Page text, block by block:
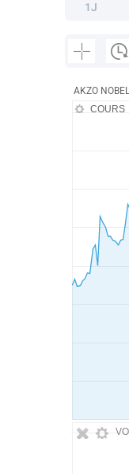
1J
AKZO NOBEL
COURS